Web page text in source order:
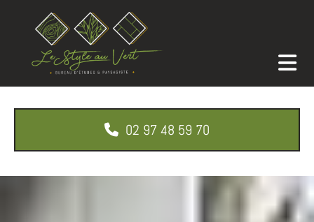
Accéder au contenu
02 97 48 59 70